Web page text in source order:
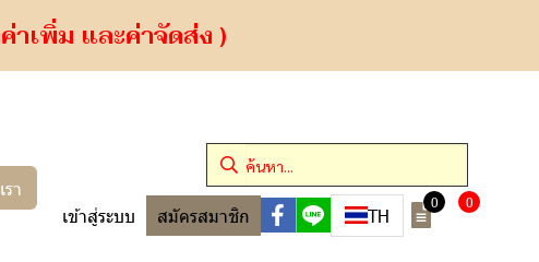
าเพิ่ม และค่าจัดส่ง )
า
เข้าสู่ระบบ สมัครสมาชิก TH
0 0